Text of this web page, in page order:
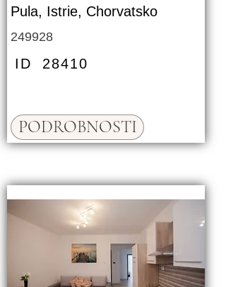
Pula, Istrie, Chorvatsko
249928
ID 28410
PODROBNOSTI